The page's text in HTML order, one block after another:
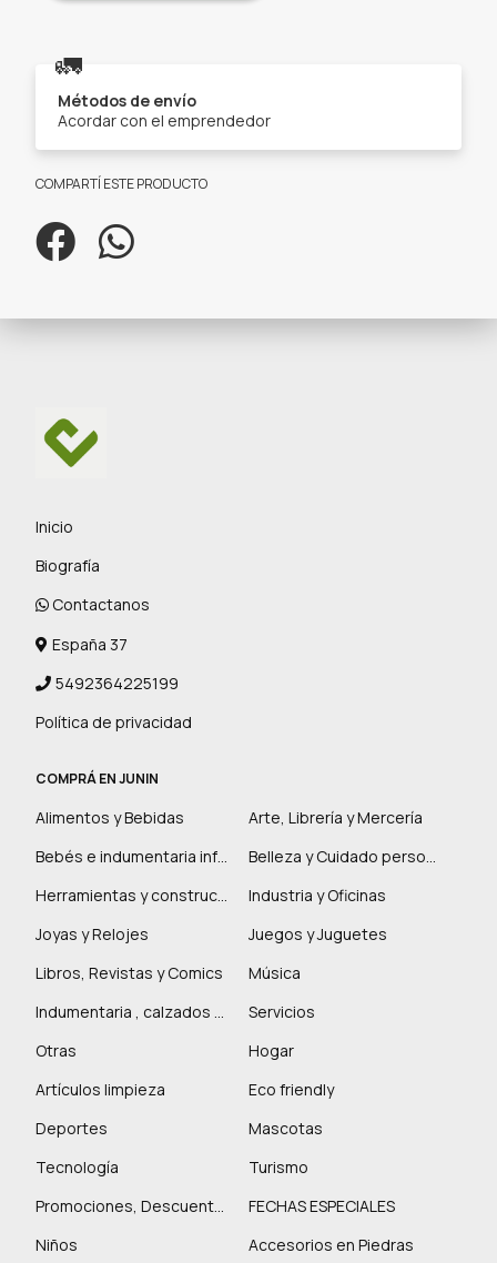
🚛
Métodos de envío
Acordar con el emprendedor
COMPARTÍ ESTE PRODUCTO
Inicio
Biografía
Contactanos
España 37
5492364225199
Política de privacidad
COMPRÁ EN JUNIN
Alimentos y Bebidas
Arte, Librería y Mercería
Bebés e indumentaria infantil
Belleza y Cuidado personal
Herramientas y construcción
Industria y Oficinas
Joyas y Relojes
Juegos y Juguetes
Libros, Revistas y Comics
Música
Indumentaria , calzados y marroquinería
Servicios
Otras
Hogar
Artículos limpieza
Eco friendly
Deportes
Mascotas
Tecnología
Turismo
Promociones, Descuentos y más
FECHAS ESPECIALES
Niños
Accesorios en Piedras